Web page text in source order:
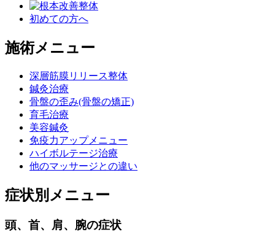
初めての方へ
施術メニュー
深層筋膜リリース整体
鍼灸治療
骨盤の歪み(骨盤の矯正)
育毛治療
美容鍼灸
免疫力アップメニュー
ハイボルテージ治療
他のマッサージとの違い
症状別メニュー
頭、首、肩、腕の症状